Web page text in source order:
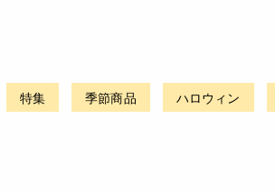
特集 季節商品 ハロウィン